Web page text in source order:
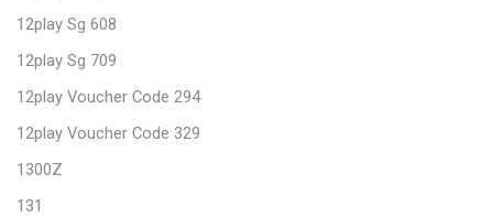
12play Sg 608
12play Sg 709
12play Voucher Code 294
12play Voucher Code 329
1300Z
131